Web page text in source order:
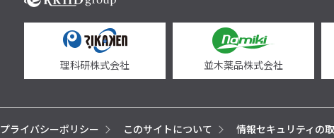
理科研株式会社 並木薬品株式会社
プライバシーポリシー このサイトについて 情報セキュリティの